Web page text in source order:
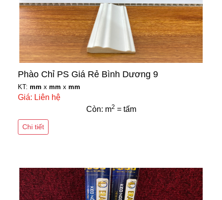
Phào Chỉ PS Giá Rẻ Bình Dương 9
KT: mm x mm x mm
Giá: Liên hệ
Còn: m2 = tấm
Chi tiết